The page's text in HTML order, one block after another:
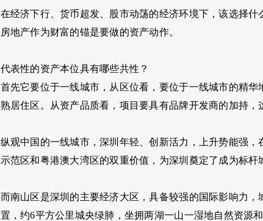
在经济下行、货币超发、股市动荡的经济环境下，该选择
房地产作为财富的锚是要做的资产动作。
代表性的资产本位具有哪些共性？
首先它要位于一线城市，从区位看，要位于一线城市的精
熟居住区。从资产品质看，项目要具有品牌开发商的加持，
纵观中国的一线城市，深圳年轻、创新活力，上升势能强
示范区和粤港澳大湾区的双重价值，为深圳奠定了成为标杆
而南山区是深圳的主要经济大区，具备较强的国际影响力
置，约6平方公里城央绿肺，坐拥两湖一山一湿地自然资源